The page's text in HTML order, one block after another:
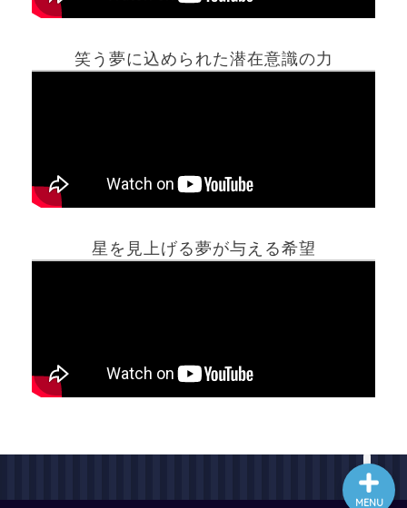
笑う夢に込められた潜在意識の力
星を見上げる夢が与える希望
MENU
ホーム
最新記事動画